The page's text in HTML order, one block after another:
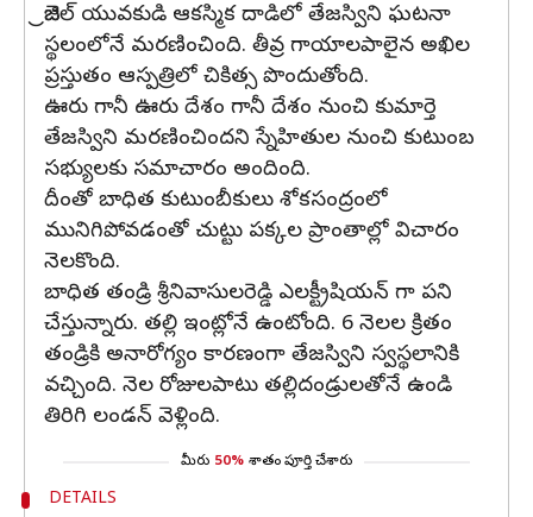
బ్రెజిల్ యువకుడి ఆకస్మిక దాడిలో తేజస్విని ఘటనా
స్థలంలోనే మరణించింది. తీవ్ర గాయాలపాలైన అఖిల
ప్రస్తుతం ఆస్పత్రిలో చికిత్స పొందుతోంది.
ఊరు గానీ ఊరు దేశం గానీ దేశం నుంచి కుమార్తె
తేజస్విని మరణించిందని స్నేహితుల నుంచి కుటుంబ
సభ్యులకు సమాచారం అందింది.
దీంతో బాధిత కుటుంబీకులు శోకసంద్రంలో
మునిగిపోవడంతో చుట్టు పక్కల ప్రాంతాల్లో విచారం
నెలకొంది.
బాధిత తండ్రి శ్రీనివాసులరెడ్డి ఎలక్ట్రీషియన్ గా పని
చేస్తున్నారు. తల్లి ఇంట్లోనే ఉంటోంది. 6 నెలల క్రితం
తండ్రికి అనారోగ్యం కారణంగా తేజస్విని స్వస్థలానికి
వచ్చింది. నెల రోజులపాటు తల్లిదండ్రులతోనే ఉండి
తిరిగి లండన్ వెళ్లింది.
మీరు 50% శాతం పూర్తి చేశారు
DETAILS